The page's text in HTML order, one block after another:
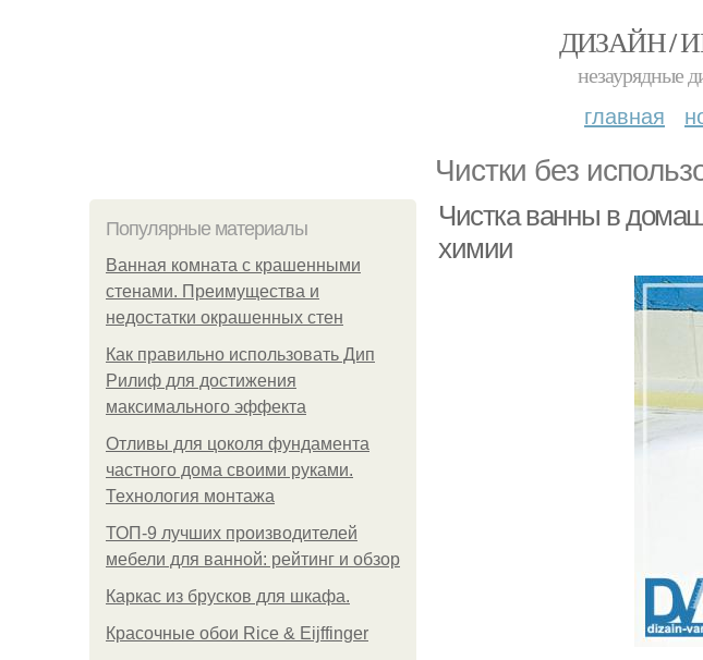
ДИЗАЙН /
незаурядные
главная
Чистки без
Популярные материалы
Ванная комната с крашенными
стенами. Преимущества и
недостатки окрашенных стен
Как правильно использовать Дип
Рилиф для достижения
максимального эффекта
Отливы для цоколя фундамента
частного дома своими руками.
Технология монтажа
ТОП-9 лучших производителей
мебели для ванной: рейтинг и обзор
Каркас из брусков для шкафа.
Красочные обои Rice & Eijffinger
Чистка ванны в
химии